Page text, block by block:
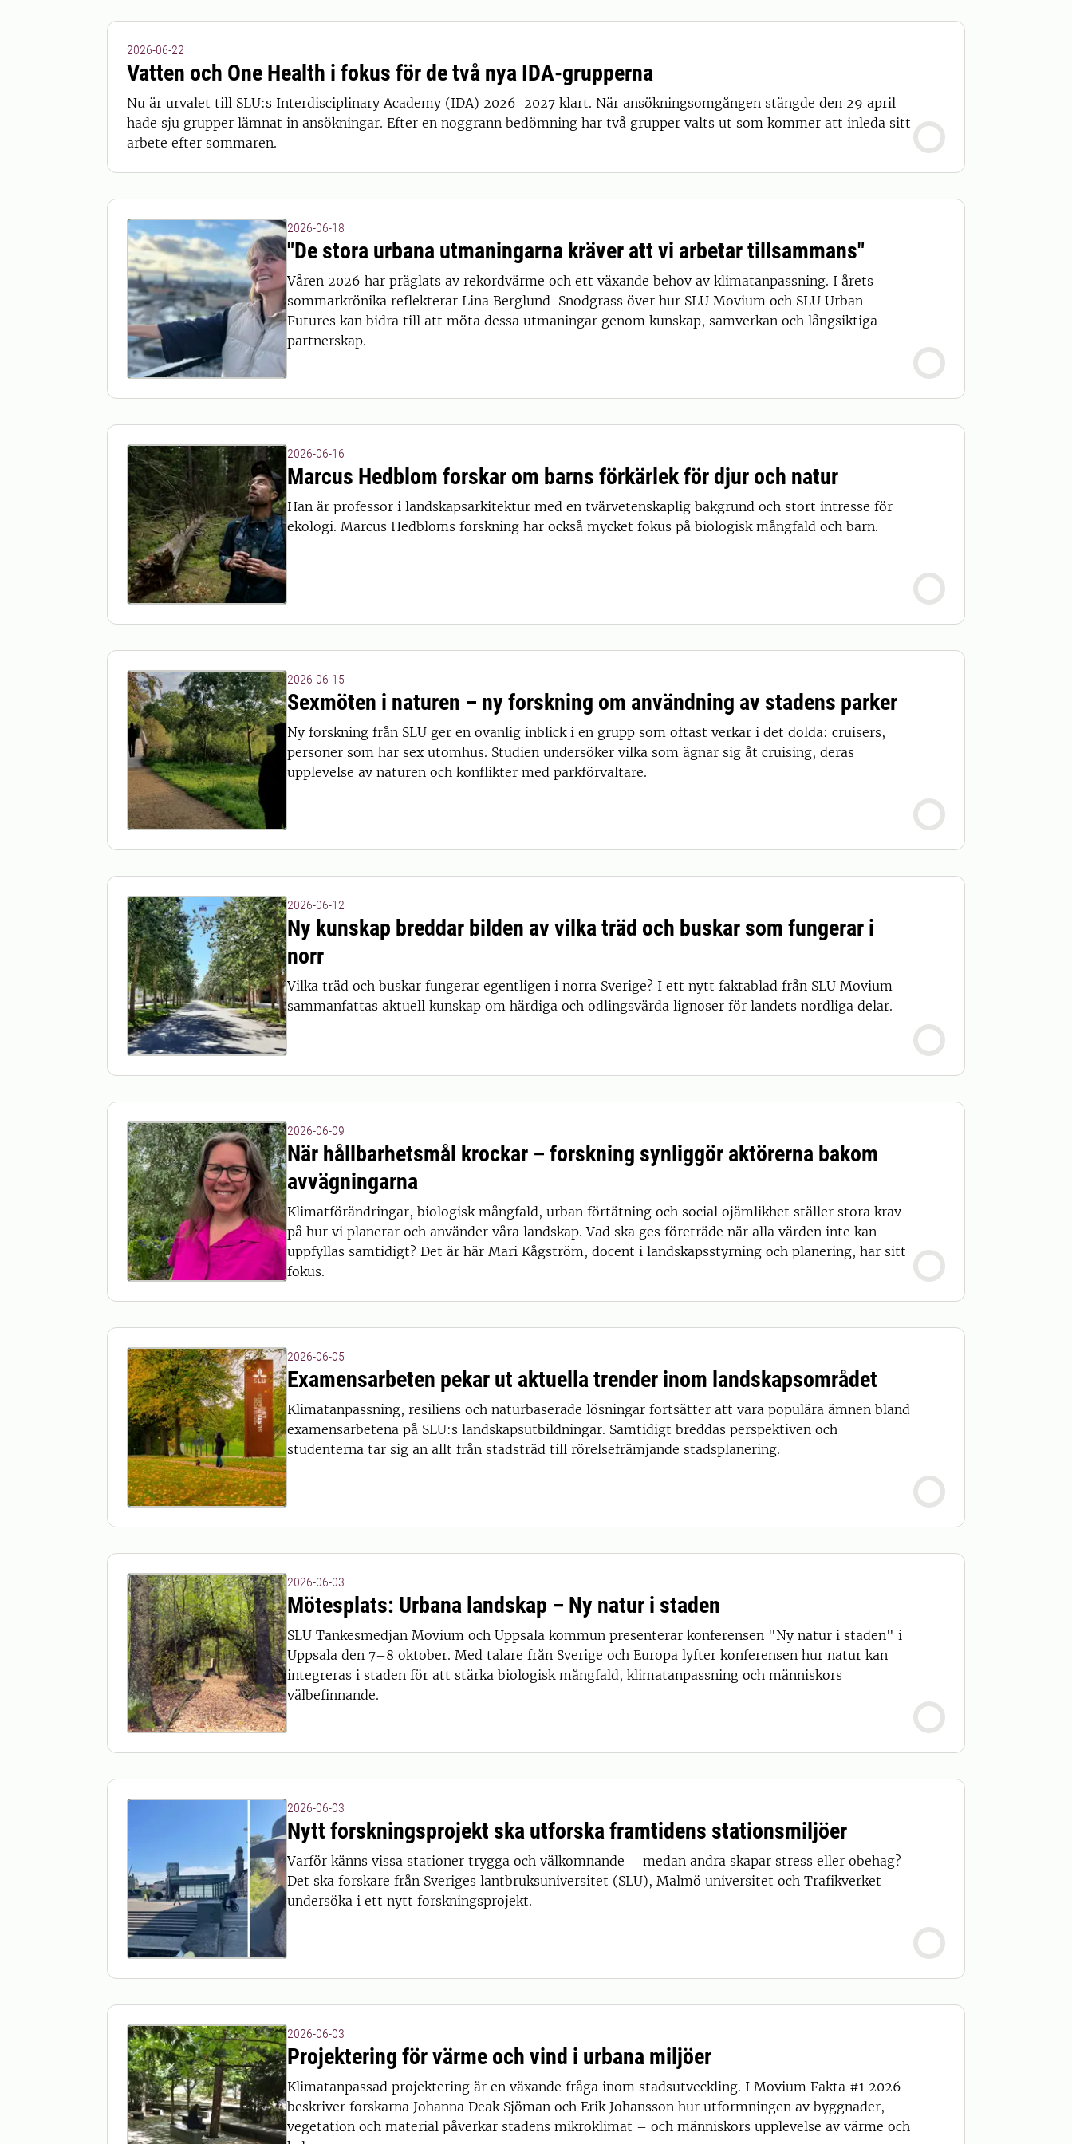
2026-06-22
Vatten och One Health i fokus för de två nya IDA-grupperna
Nu är urvalet till SLU:s Interdisciplinary Academy (IDA) 2026-2027 klart. När ansökningsomgången stängde den 29 april
hade sju grupper lämnat in ansökningar. Efter en noggrann bedömning har två grupper valts ut som kommer att inleda sitt
arbete efter sommaren.
2026-06-18
"De stora urbana utmaningarna kräver att vi arbetar tillsammans"
Våren 2026 har präglats av rekordvärme och ett växande behov av klimatanpassning. I årets
sommarkrönika reflekterar Lina Berglund-Snodgrass över hur SLU Movium och SLU Urban
Futures kan bidra till att möta dessa utmaningar genom kunskap, samverkan och långsiktiga
partnerskap.
2026-06-16
Marcus Hedblom forskar om barns förkärlek för djur och natur
Han är professor i landskapsarkitektur med en tvärvetenskaplig bakgrund och stort intresse för
ekologi. Marcus Hedbloms forskning har också mycket fokus på biologisk mångfald och barn.
2026-06-15
Sexmöten i naturen – ny forskning om användning av stadens parker
Ny forskning från SLU ger en ovanlig inblick i en grupp som oftast verkar i det dolda: cruisers,
personer som har sex utomhus. Studien undersöker vilka som ägnar sig åt cruising, deras
upplevelse av naturen och konflikter med parkförvaltare.
2026-06-12
Ny kunskap breddar bilden av vilka träd och buskar som fungerar i
norr
Vilka träd och buskar fungerar egentligen i norra Sverige? I ett nytt faktablad från SLU Movium
sammanfattas aktuell kunskap om härdiga och odlingsvärda lignoser för landets nordliga delar.
2026-06-09
När hållbarhetsmål krockar – forskning synliggör aktörerna bakom
avvägningarna
Klimatförändringar, biologisk mångfald, urban förtätning och social ojämlikhet ställer stora krav
på hur vi planerar och använder våra landskap. Vad ska ges företräde när alla värden inte kan
uppfyllas samtidigt? Det är här Mari Kågström, docent i landskapsstyrning och planering, har sitt
fokus.
2026-06-05
Examensarbeten pekar ut aktuella trender inom landskapsområdet
Klimatanpassning, resiliens och naturbaserade lösningar fortsätter att vara populära ämnen bland
examensarbetena på SLU:s landskapsutbildningar. Samtidigt breddas perspektiven och
studenterna tar sig an allt från stadsträd till rörelsefrämjande stadsplanering.
2026-06-03
Mötesplats: Urbana landskap – Ny natur i staden
SLU Tankesmedjan Movium och Uppsala kommun presenterar konferensen "Ny natur i staden" i
Uppsala den 7–8 oktober. Med talare från Sverige och Europa lyfter konferensen hur natur kan
integreras i staden för att stärka biologisk mångfald, klimatanpassning och människors
välbefinnande.
2026-06-03
Nytt forskningsprojekt ska utforska framtidens stationsmiljöer
Varför känns vissa stationer trygga och välkomnande – medan andra skapar stress eller obehag?
Det ska forskare från Sveriges lantbruksuniversitet (SLU), Malmö universitet och Trafikverket
undersöka i ett nytt forskningsprojekt.
2026-06-03
Projektering för värme och vind i urbana miljöer
Klimatanpassad projektering är en växande fråga inom stadsutveckling. I Movium Fakta #1 2026
beskriver forskarna Johanna Deak Sjöman och Erik Johansson hur utformningen av byggnader,
vegetation och material påverkar stadens mikroklimat – och människors upplevelse av värme och